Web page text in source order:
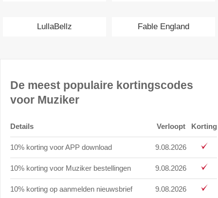
LullaBellz Fable England
De meest populaire kortingscodes
voor Muziker
Details Verloopt Korting
10% korting voor APP download 9.08.2026
10% korting voor Muziker bestellingen 9.08.2026
10% korting op aanmelden nieuwsbrief 9.08.2026